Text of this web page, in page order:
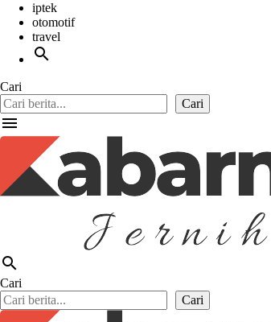
iptek
otomotif
travel
search
Cari
Cari
menu
search
Cari
Cari